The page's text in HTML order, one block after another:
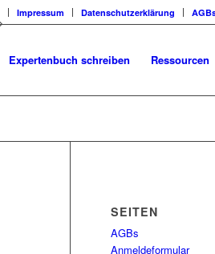
Impressum Datenschutzerklärung
Expertenbuch schreiben Ressourcen
SEITEN
AGBs
Anmeldeformular